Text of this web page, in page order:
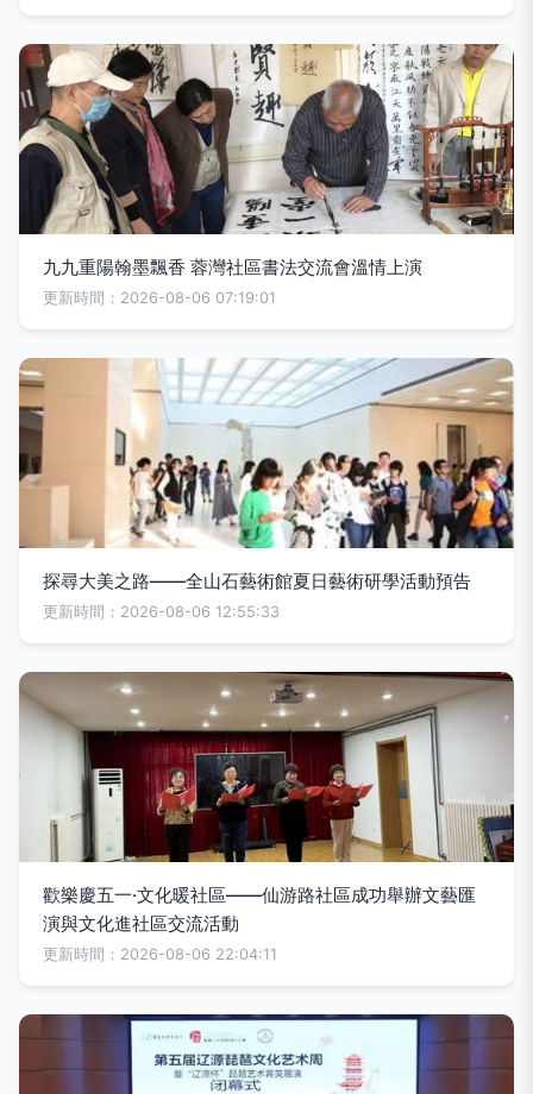
九九重陽翰墨飄香 蓉灣社區書法交流會溫情上演
更新時間：2026-08-06 07:19:01
探尋大美之路——全山石藝術館夏日藝術研學活動預告
更新時間：2026-08-06 12:55:33
歡樂慶五一·文化暖社區——仙游路社區成功舉辦文藝匯
演與文化進社區交流活動
更新時間：2026-08-06 22:04:11